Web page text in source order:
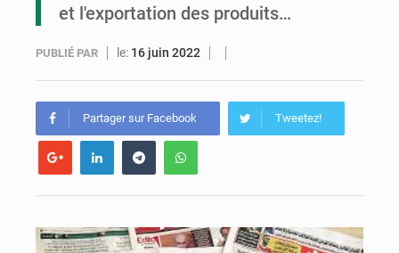
et l'exportation des produits…
PUBLIÉ PAR le: 16 juin 2022
Partager sur Facebook Tweetez!